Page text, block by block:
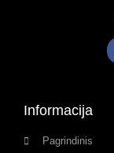
Informacija
Pagrindinis